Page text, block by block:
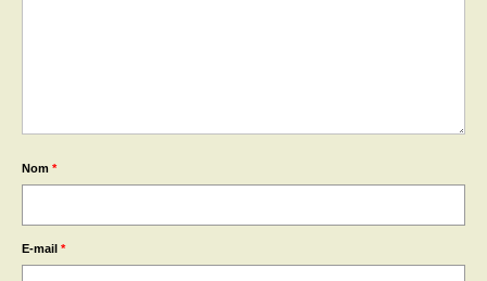
Nom *
E-mail *